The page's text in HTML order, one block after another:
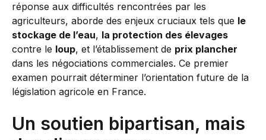
réponse aux difficultés rencontrées par les
agriculteurs, aborde des enjeux cruciaux tels que le
stockage de l’eau, la protection des élevages
contre le loup, et l’établissement de prix plancher
dans les négociations commerciales. Ce premier
examen pourrait déterminer l’orientation future de la
législation agricole en France.
Un soutien bipartisan, mais